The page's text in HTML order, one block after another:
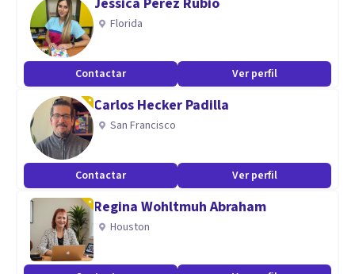
Especialidad
Me especializo en ansiedad, depresión, problemas
emocionales, duelo, motivación, estrés y vinculos
familiares y de pareja.
Aptitudes
Dentr de mis aptitudes, destaco en mi empatía, ya que la
primera conexión es uno de los pilares fundamentales.
Tambien, mis habilidades comunicativas, creativas para
diseñar materiales de intervención y el profesionalismo,
con ética y compromiso al servicio de la salud mental.
Florida
Contactar Ver perfil
Carlos Hecker Padilla
San Francisco
Contactar Ver perfil
Regina Wohltmuh Abraham
Houston